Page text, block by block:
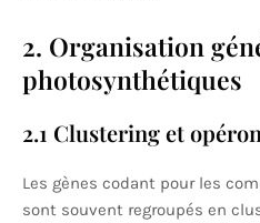
2. Organisation
photosynthétiques
2.1 Clustering et
Les gènes codant pour les
sont souvent regroupés en